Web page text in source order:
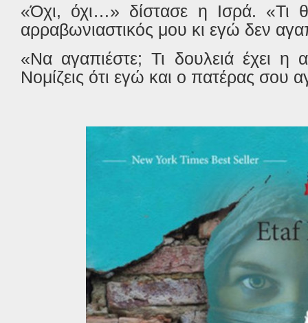
«Όχι, όχι…» δίστασε η Ισρά. «Τι
αρραβωνιαστικός μου κι εγώ δεν
«Να αγαπιέστε; Τι δουλειά έχει
Νομίζεις ότι εγώ και ο πατέρας σου